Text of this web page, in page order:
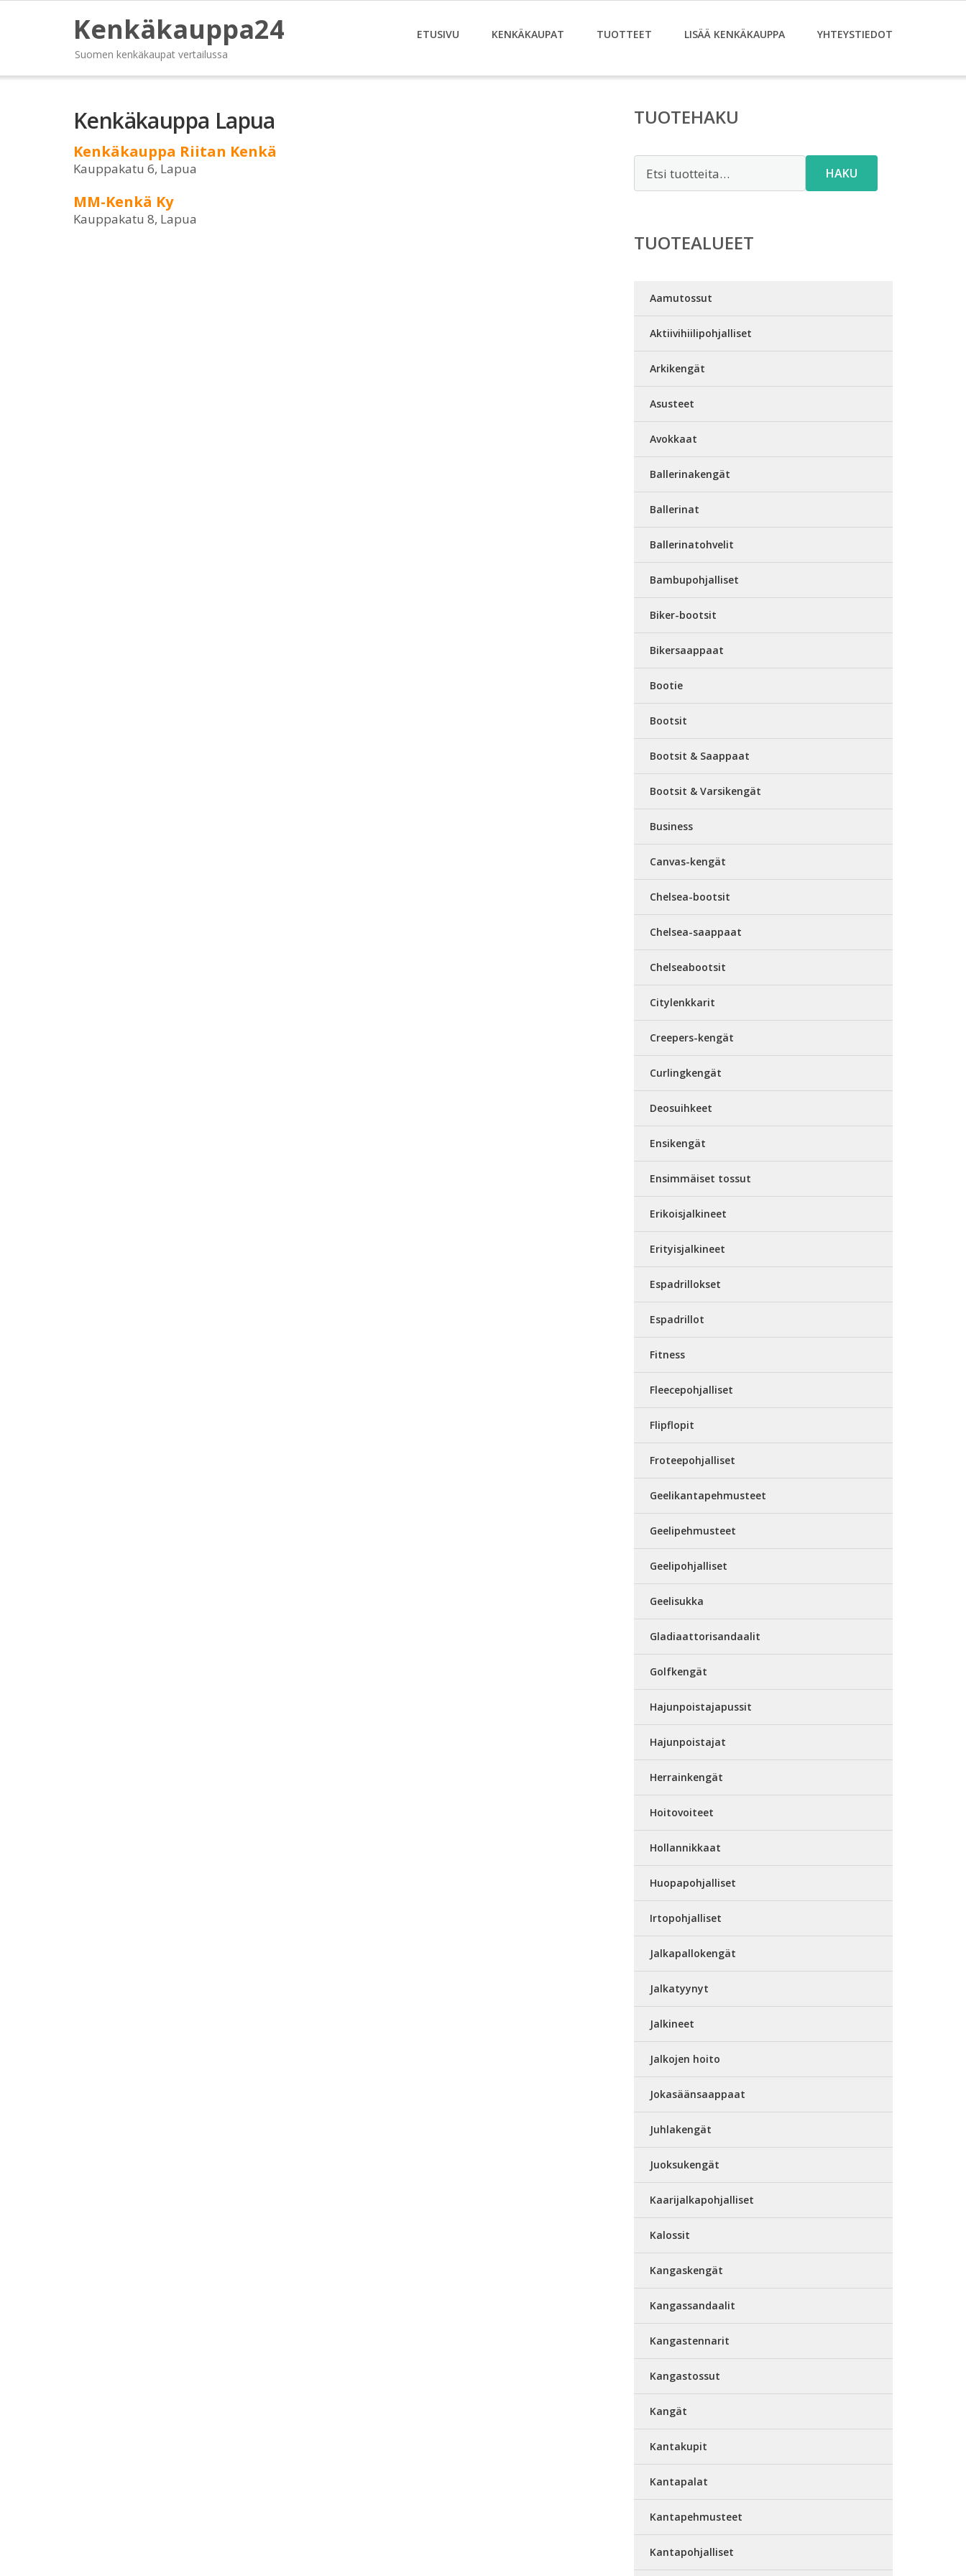
Kenkäkauppa24
Suomen kenkäkaupat vertailussa
ETUSIVU KENKÄKAUPAT TUOTTEET LISÄÄ KENKÄKAUPPA YHTEYSTIEDOT
Kenkäkauppa Lapua
Kenkäkauppa Riitan Kenkä
Kauppakatu 6, Lapua
MM-Kenkä Ky
Kauppakatu 8, Lapua
TUOTEHAKU
HAKU
TUOTEALUEET
Aamutossut
Aktiivihiilipohjalliset
Arkikengät
Asusteet
Avokkaat
Ballerinakengät
Ballerinat
Ballerinatohvelit
Bambupohjalliset
Biker-bootsit
Bikersaappaat
Bootie
Bootsit
Bootsit & Saappaat
Bootsit & Varsikengät
Business
Canvas-kengät
Chelsea-bootsit
Chelsea-saappaat
Chelseabootsit
Citylenkkarit
Creepers-kengät
Curlingkengät
Deosuihkeet
Ensikengät
Ensimmäiset tossut
Erikoisjalkineet
Erityisjalkineet
Espadrillokset
Espadrillot
Fitness
Fleecepohjalliset
Flipflopit
Froteepohjalliset
Geelikantapehmusteet
Geelipehmusteet
Geelipohjalliset
Geelisukka
Gladiaattorisandaalit
Golfkengät
Hajunpoistajapussit
Hajunpoistajat
Herrainkengät
Hoitovoiteet
Hollannikkaat
Huopapohjalliset
Irtopohjalliset
Jalkapallokengät
Jalkatyynyt
Jalkineet
Jalkojen hoito
Jokasäänsaappaat
Juhlakengät
Juoksukengät
Kaarijalkapohjalliset
Kalossit
Kangaskengät
Kangassandaalit
Kangastennarit
Kangastossut
Kangät
Kantakupit
Kantapalat
Kantapehmusteet
Kantapohjalliset